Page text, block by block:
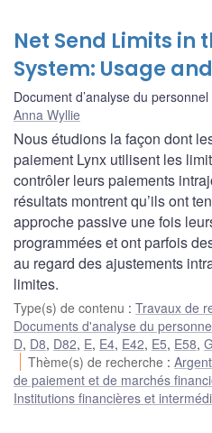
Net Send Limits in
System: Usage
Document d’analyse du
Anna Wyllie
Nous étudions la façon dont
paiement Lynx utilisent les
contrôler leurs paiements
résultats montrent qu’ils ont
approche passive une fois
programmées et ont parfois
au regard des ajustements
limites.
Type(s) de contenu : Travaux de
Documents d'analyse du
D, D8, D82, E, E4, E42, E5, E58, G
Thème(s) de recherche :
de paiement et de marchés
Institutions financières et